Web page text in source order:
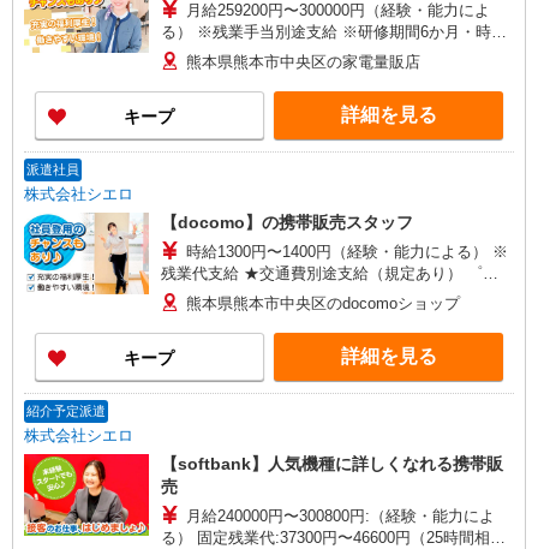
月給259200円〜300000円（経験・能力によ
る） ※残業手当別途支給 ※研修期間6か月・時給
1500円〜 ★交通費別途支給（規定あり） ゜
+゜・。○。・゜+゜・。○。・゜+゜ 入社祝い金10
万円支給(規定有) お友達を紹介頂くと, インセンテ
ィブ支給(規定有) ゜・。○。・゜+゜・。○。・゜
+゜
熊本県熊本市中央区の家電量販店
キープ 詳細を見る
派遣社員
株式会社シエロ
【docomo】の携帯販売スタッフ
時給1300円〜1400円（経験・能力による） ※
残業代支給 ★交通費別途支給（規定あり） ゜
+゜・。○。・゜+゜・。○。・゜+゜ 入社祝い金10
万円支給(規定有) お友達を紹介頂くと, インセンテ
ィブ支給(規定有) ★月2回払い・週払い可能（規程
有）★ ゜・。○。・゜+゜・。○。・゜+゜
熊本県熊本市中央区のdocomoショップ
キープ 詳細を見る
紹介予定派遣
株式会社シエロ
【softbank】人気機種に詳しくなれる携帯販
売
月給240000円〜300800円:（経験・能力によ
る） 固定残業代:37300円〜46600円（25時間相